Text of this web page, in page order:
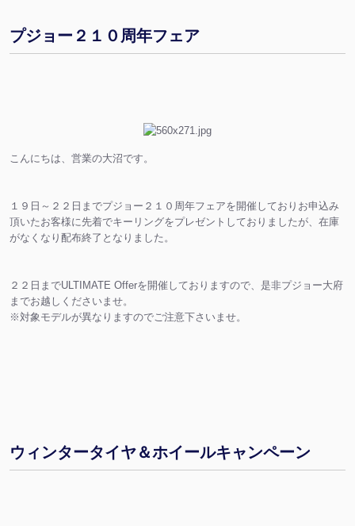
プジョー２１０周年フェア
こんにちは、営業の大沼です。
１９日～２２日までプジョー２１０周年フェアを開催しておりお申込み
頂いたお客様に先着でキーリングをプレゼントしておりましたが、在庫
がなくなり配布終了となりました。
２２日までULTIMATE Offerを開催しておりますので、是非プジョー大府
までお越しくださいませ。
※対象モデルが異なりますのでご注意下さいませ。
ウィンタータイヤ＆ホイールキャンペーン